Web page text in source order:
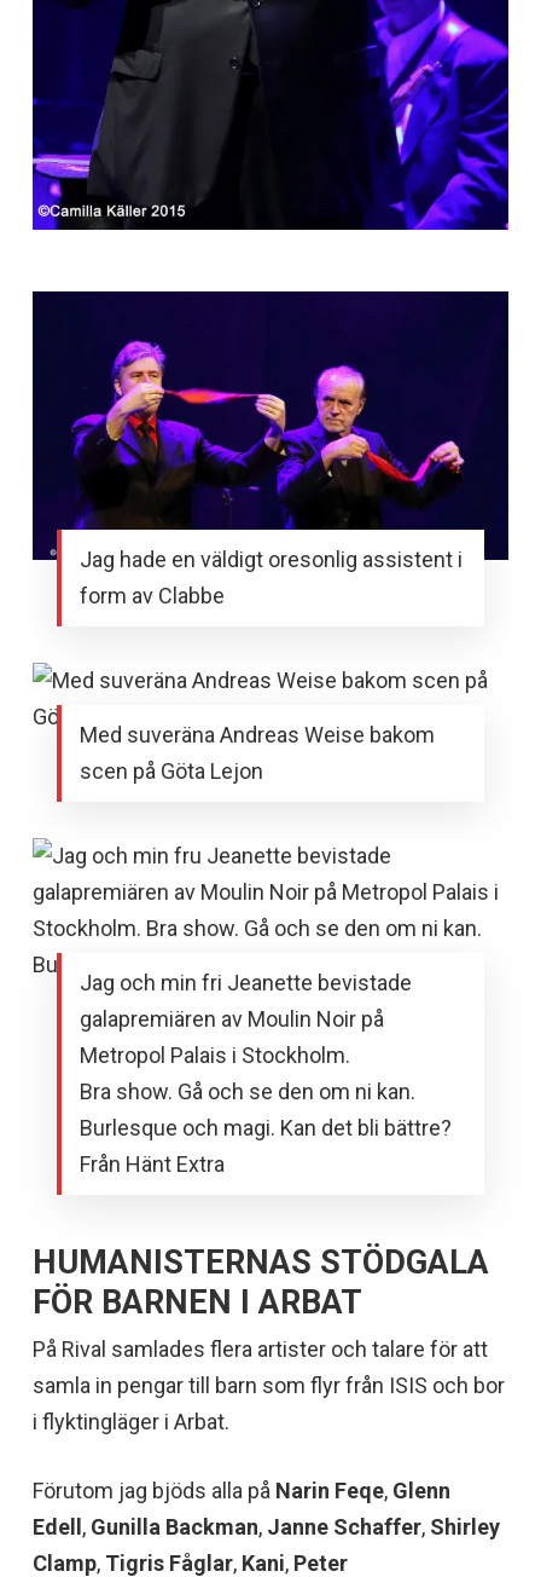
Jag hade en väldigt oresonlig assistent i
form av Clabbe
Med suveräna Andreas Weise bakom
scen på Göta Lejon
Jag och min fri Jeanette bevistade
galapremiären av Moulin Noir på
Metropol Palais i Stockholm.
Bra show. Gå och se den om ni kan.
Burlesque och magi. Kan det bli bättre?
Från Hänt Extra
HUMANISTERNAS STÖDGALA
FÖR BARNEN I ARBAT
På Rival samlades flera artister och talare för att
samla in pengar till barn som flyr från ISIS och bor
i flyktingläger i Arbat.
Förutom jag bjöds alla på Narin Feqe, Glenn
Edell, Gunilla Backman, Janne Schaffer, Shirley
Clamp, Tigris Fåglar, Kani, Peter